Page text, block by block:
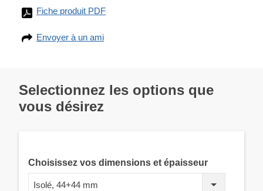
Fiche produit PDF
Envoyer à un ami
Selectionnez les options que
vous désirez
Choisissez vos dimensions et épaisseur
Isolé, 44+44 mm